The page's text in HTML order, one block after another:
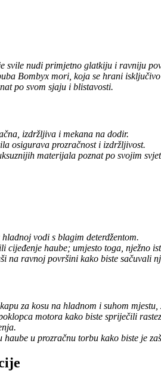
svile nudi primjetno glatkiju i ravniju
Bombyx mori, koja se hrani
po svom sjaju i blistavosti.
izdržljiva i mekana na dodir.
osigurava prozračnost i izdržljivost.
materijala poznat po svojim
vodi s blagim deterdžentom.
cijeđenje haube; umjesto toga, nježno
na ravnoj površini kako biste sačuvali
za kosu na hladnom i suhom
motora kako biste spriječili
haube u prozračnu torbu kako biste je